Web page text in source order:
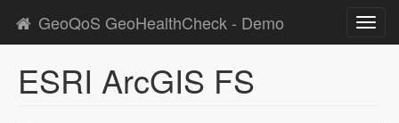
GeoQoS GeoHealthCheck - Demo
ESRI ArcGIS FS